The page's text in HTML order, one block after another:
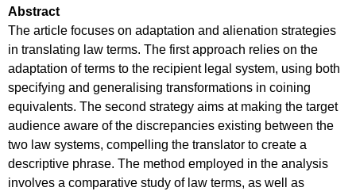
Abstract
The article focuses on adaptation and alienation strategies
in translating law terms. The first approach relies on the
adaptation of terms to the recipient legal system, using both
specifying and gener­alising transformations in coining
equivalents. The second strategy aims at making the target
audience aware of the discrepancies exist­ing between the
two law systems, compelling the translator to create a
descriptive phrase. The method employed in the analysis
involves a comparative study of law terms, as well as